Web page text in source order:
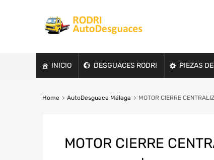
INICIO DESGUACES RODRI PIEZAS
Home AutoDesguace Málaga MOTOR CIERRE
MOTOR CIERRE